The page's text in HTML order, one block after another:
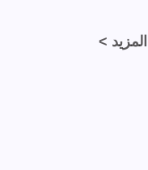
المزيد >